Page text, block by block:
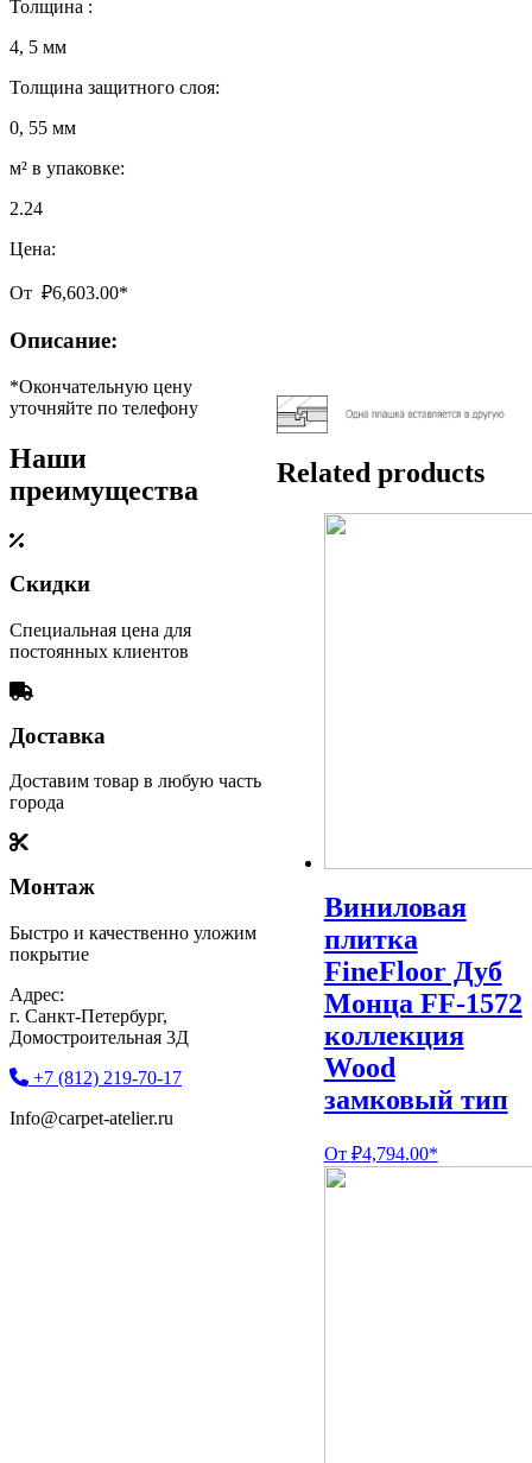
Толщина :
4, 5 мм
Толщина защитного слоя:
0, 55 мм
м² в упаковке:
2.24
Цена:
От ₽6,603.00*
Описание:
Related products
Виниловая
плитка
FineFloor Дуб
Монца FF-1572
коллекция
Wood
замковый тип
От ₽4,794.00*
*Окончательную цену
уточняйте по телефону
Наши
преимущества
Скидки
Специальная цена для
постоянных клиентов
Доставка
Доставим товар в любую часть
города
Монтаж
Быстро и качественно уложим
покрытие
Адрес:
г. Санкт-Петербург,
Домостроительная 3Д
+7 (812) 219-70-17
Info@carpet-atelier.ru